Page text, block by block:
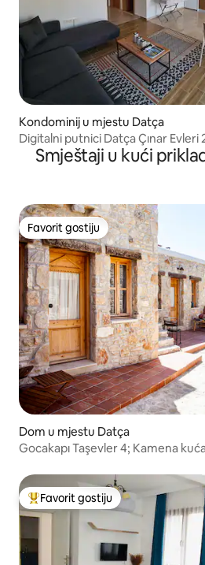
Kondominij u mjestu Datça
Digitalni putnici Datça Çınar Evleri
Smještaji u kući
Favorit gostiju
Favorit gostiju
Dom u mjestu Datça
Gocakapı Taşevler 4; Kamena
Glavni favorit gostiju
Favorit gostiju